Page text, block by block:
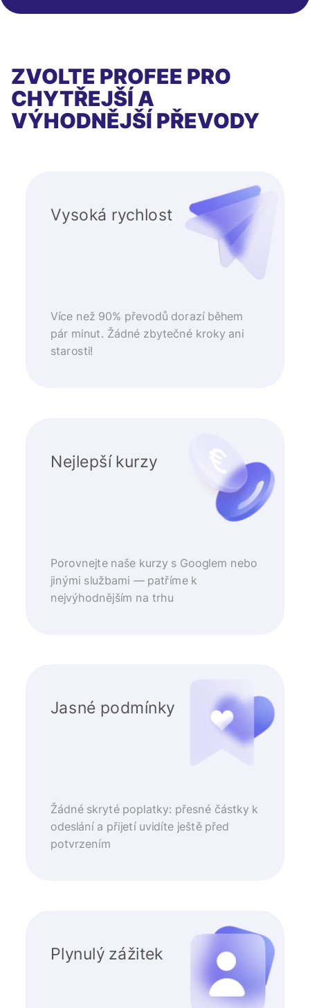
ZVOLTE PROFEE PRO
CHYTŘEJŠÍ A
VÝHODNĚJŠÍ PŘEVODY
Vysoká rychlost
Více než 90% převodů dorazí během
pár minut. Žádné zbytečné kroky ani
starosti!
Nejlepší kurzy
Porovnejte naše kurzy s Googlem nebo
jinými službami — patříme k
nejvýhodnějším na trhu
Jasné podmínky
Žádné skryté poplatky: přesné částky k
odeslání a přijetí uvidíte ještě před
potvrzením
Plynulý zážitek